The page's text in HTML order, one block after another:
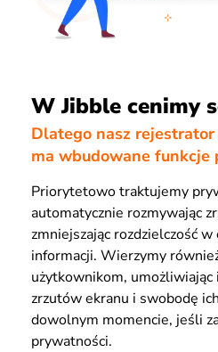
W Jibble cenimy
Dlatego nasz
ma wbudowane funkcje
Priorytetowo traktujemy
automatycznie rozmywając
zmniejszając rozdzielczość
informacji. Wierzymy
użytkownikom, umożliwiając
zrzutów ekranu i swobodę
dowolnym momencie, jeśli
prywatności.